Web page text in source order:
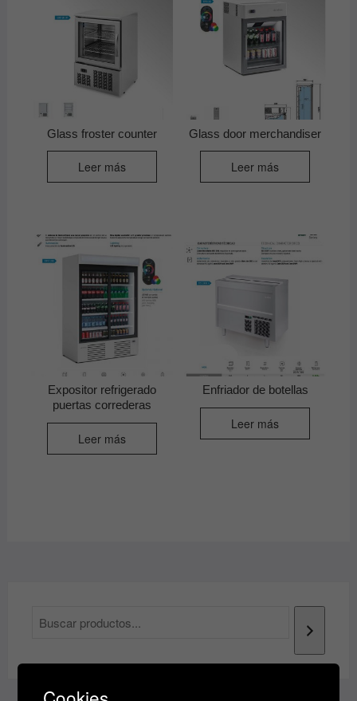
Glass froster counter
Leer más
Glass door merchandiser
Leer más
Expositor refrigerado
puertas correderas
Leer más
Enfriador de botellas
Leer más